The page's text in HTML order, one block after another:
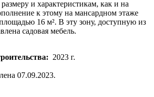
и характеристикам, как и на
к этому на мансардном этаже
16 м². В эту зону, доступную из
​​садовая мебель.
2023 г.
07.09.2023.